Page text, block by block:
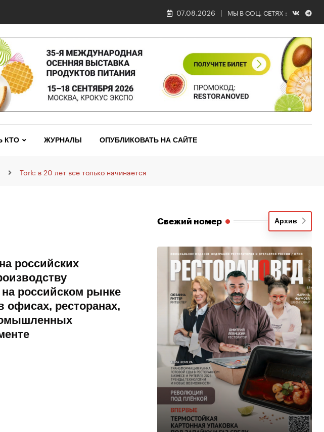
исследования 07.08.2026 МЫ В СОЦ. СЕТЯХ :
КТО ЖУРНАЛЫ ОПУБЛИКОВАТЬ НА САЙТЕ
Tork: в 20 лет все только начинается
российских
на российском рынке
офисах, ресторанах,
Свежий номер Архив